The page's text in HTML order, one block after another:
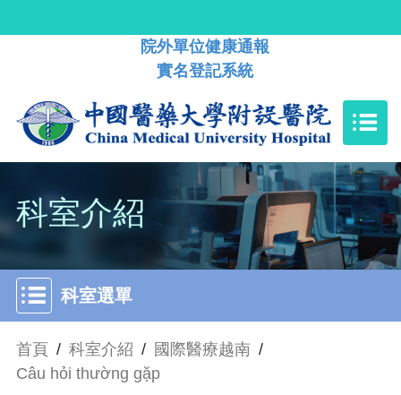
院外單位健康通報
實名登記系統
科室介紹
科室選單
首頁 / 科室介紹 / 國際醫療越南 /
Câu hỏi thường gặp